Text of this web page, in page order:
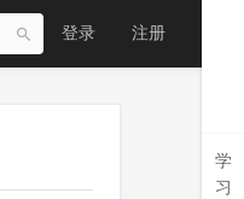
登录 注册
学
习